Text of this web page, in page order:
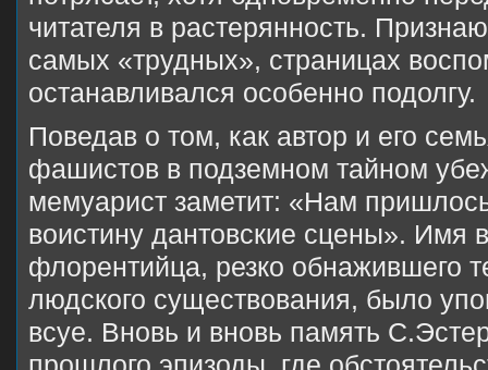
читателя в растерянность.
самых «трудных», страницах
останавливался особенно подолгу.
Поведав о том, как автор и его
фашистов в подземном тайном
мемуарист заметит: «Нам
воистину дантовские сцены». Имя
флорентийца, резко обнажившего
людского существования, было
всуе. Вновь и вновь память